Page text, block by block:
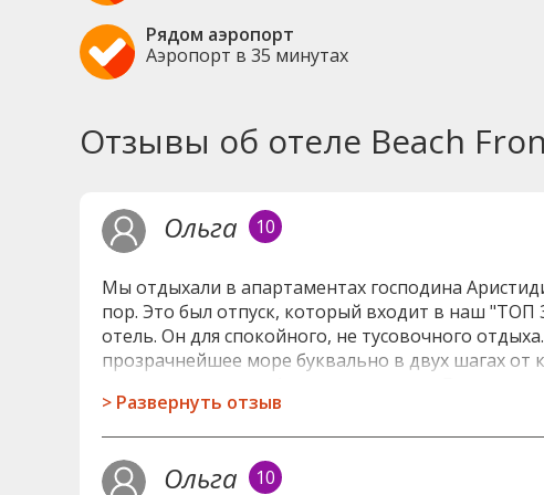
Рядом аэропорт
Аэропорт в 35 минутах
Отзывы об отеле Beach
Ольга 10
Мы отдыхали в апартаментах господина
пор. Это был отпуск, который входит в наш
отель. Он для спокойного, не тусовочного
прозрачнейшее море буквально в двух шагах от
водой, который не принадлежит Сальваносу. Но
любое время. Рядом кафе, вкусные напитки,
маленькая, но вся в зелени и цветах. Номер
оригинальностью. Зато мебель не сломанная,
> Развернуть отзыв
Ольга 10